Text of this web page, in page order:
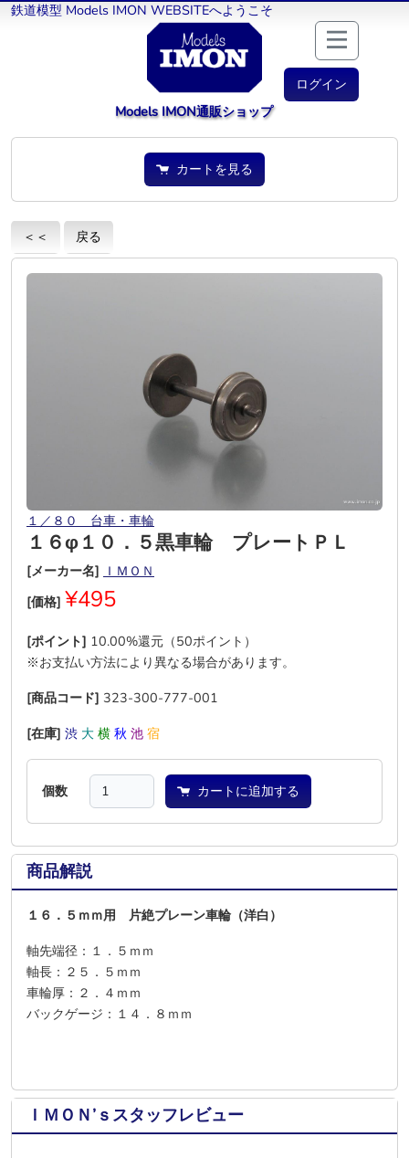
鉄道模型 Models IMON WEBSITEへようこそ
ログイン
Models IMON通販ショップ
カートを見る
＜＜ 戻る
１／８０ 台車・車輪
１６φ１０．５黒車輪 プレートＰＬ
[メーカー名] ＩＭＯＮ
[価格] ¥495
[ポイント] 10.00%還元（50ポイント）
※お支払い方法により異なる場合があります。
[商品コード] 323-300-777-001
[在庫] 渋 大 横 秋 池 宿
個数 カートに追加する
商品解説
１６．５ｍｍ用 片絶プレーン車輪（洋白）
軸先端径：１．５ｍｍ
軸長：２５．５ｍｍ
車輪厚：２．４ｍｍ
バックゲージ：１４．８ｍｍ
ＩＭＯＮ’ｓスタッフレビュー